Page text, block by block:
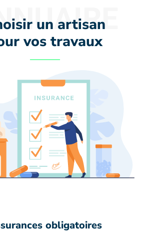
un artisan
vos travaux
obligatoires